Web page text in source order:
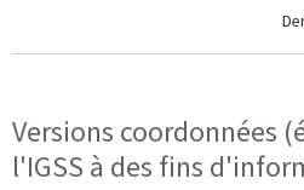
Versions coordonnées
l'IGSS à des fins